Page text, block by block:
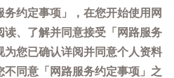
务约定事项」，在您开始使用网
读、了解并同意接受「网路服务
您已确认详阅并同意个人资料
同意「网路服务约定事项」之